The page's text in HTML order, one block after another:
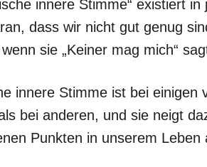
innere Stimme“ existiert
dass wir nicht gut genug
sie „Keiner mag mich“
innere Stimme ist bei einigen
bei anderen, und sie neigt
Punkten in unserem Leben